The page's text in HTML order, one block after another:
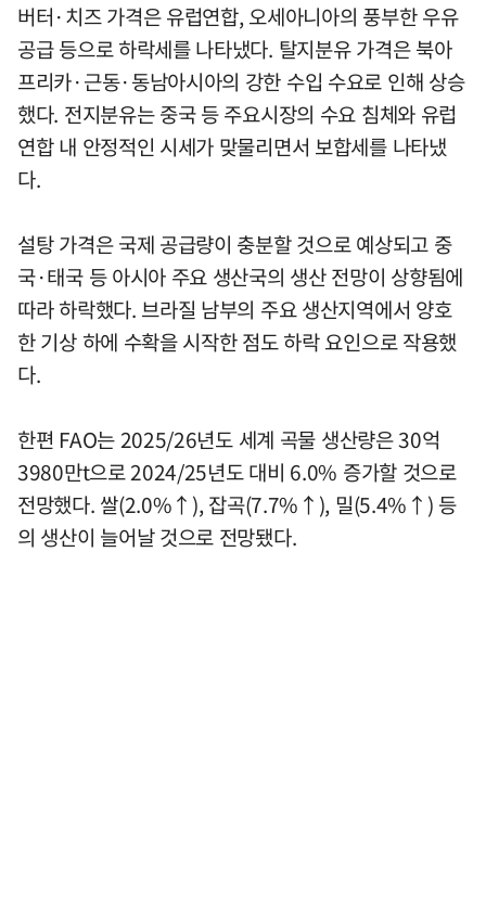
버터·치즈 가격은 유럽연합, 오세아니아의 풍부한 우유
공급 등으로 하락세를 나타냈다. 탈지분유 가격은 북아
프리카·근동·동남아시아의 강한 수입 수요로 인해 상승
했다. 전지분유는 중국 등 주요시장의 수요 침체와 유럽
연합 내 안정적인 시세가 맞물리면서 보합세를 나타냈
다.
설탕 가격은 국제 공급량이 충분할 것으로 예상되고 중
국·태국 등 아시아 주요 생산국의 생산 전망이 상향됨에
따라 하락했다. 브라질 남부의 주요 생산지역에서 양호
한 기상 하에 수확을 시작한 점도 하락 요인으로 작용했
다.
한편 FAO는 2025/26년도 세계 곡물 생산량은 30억
3980만t으로 2024/25년도 대비 6.0% 증가할 것으로
전망했다. 쌀(2.0%↑), 잡곡(7.7%↑), 밀(5.4%↑) 등
의 생산이 늘어날 것으로 전망됐다.